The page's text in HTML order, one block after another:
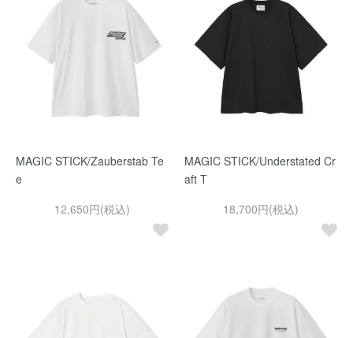
MAGIC STICK/Zauberstab Te
e
12,650円(税込)
MAGIC STICK/Understated Cr
aft T
18,700円(税込)